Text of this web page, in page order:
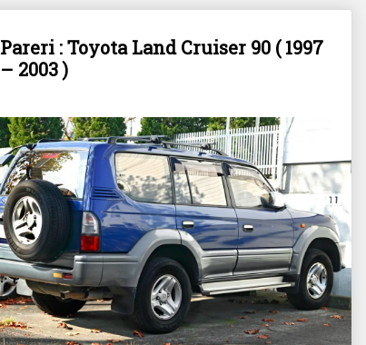
Pareri : Toyota Land Cruiser 90 ( 1997
– 2003 )